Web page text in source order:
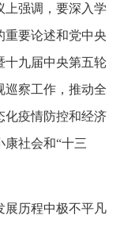
上强调，要深入学
重要论述和党中央
十九届中央第五轮
巡察工作，推动全
化疫情防控和经济
社会和“十三
展历程中极不平凡